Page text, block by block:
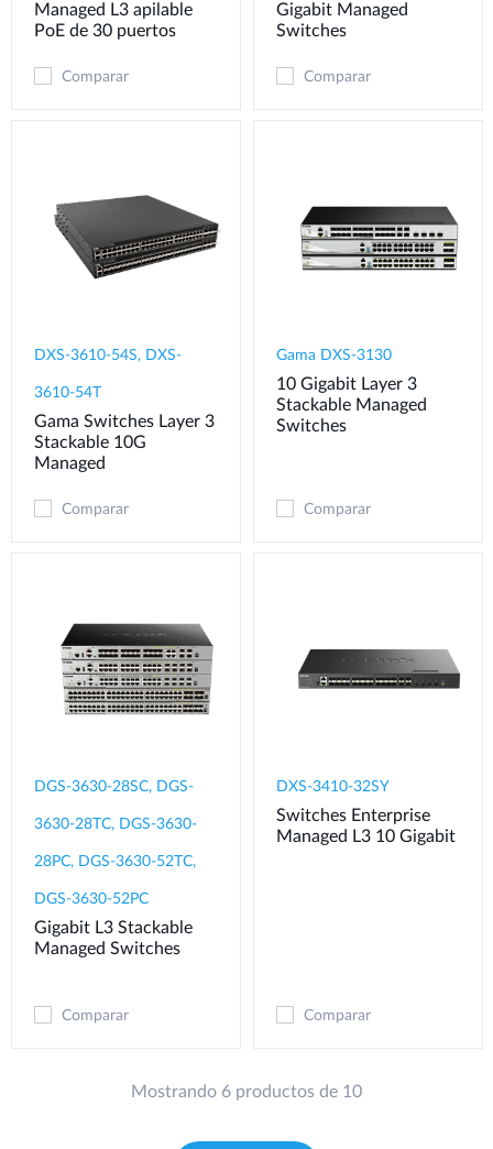
Managed L3 apilable
PoE de 30 puertos
Comparar
Gigabit Managed
Switches
Comparar
DXS-3610-54S, DXS-
3610-54T
Gama Switches Layer 3
Stackable 10G
Managed
Comparar
Gama DXS-3130
10 Gigabit Layer 3
Stackable Managed
Switches
Comparar
DGS-3630-28SC, DGS-
3630-28TC, DGS-3630-
28PC, DGS-3630-52TC,
DGS-3630-52PC
Gigabit L3 Stackable
Managed Switches
Comparar
DXS-3410-32SY
Switches Enterprise
Managed L3 10 Gigabit
Comparar
Mostrando 6 productos de 10